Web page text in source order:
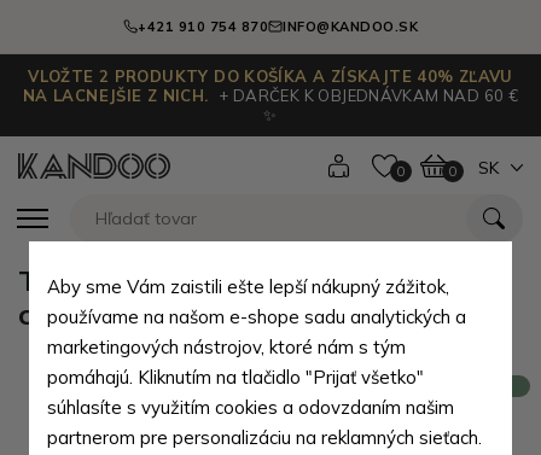
+421 910 754 870 INFO@KANDOO.SK
VLOŽTE 2 PRODUKTY DO KOŠÍKA A ZÍSKAJTE 40% ZĽAVU
NA LACNEJŠIE Z NICH.
+ DARČEK K OBJEDNÁVKAM NAD 60 €
✨
0 0 SK
Tmavo hnedý pánsky kožený
crossbag s chlopňou Adrian
Aby sme Vám zaistili ešte lepší nákupný zážitok,
používame na našom e-shope sadu analytických a
marketingových nástrojov, ktoré nám s tým
pomáhajú. Kliknutím na tlačidlo "Prijať všetko"
súhlasíte s využitím cookies a odovzdaním našim
partnerom pre personalizáciu na reklamných sieťach.